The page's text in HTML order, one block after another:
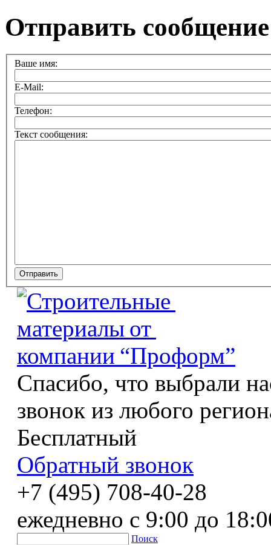
Отправить сообщение
Ваше имя:
E-Mail:
Телефон:
Текст сообщения:
Спасибо, что выбрали
звонок из любого
Бесплатный
Обратный звонок
+7 (495) 708-40-28
ежедневно с 9:00 до
Поиск